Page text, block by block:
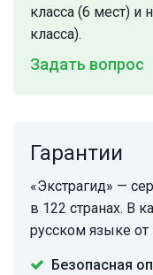
класса (6 мест) и
класса).
Задать вопрос
Гарантии
«Экстрагид» —
в 122 странах. В
русском языке от
Безопасная